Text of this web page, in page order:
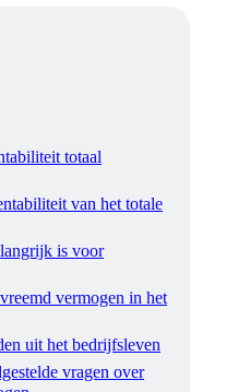
totaal
van het totale
is voor
vermogen in het
uit het bedrijfsleven
vragen over